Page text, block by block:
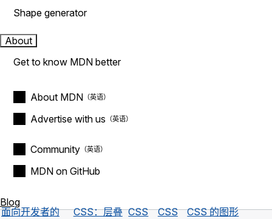
Shape generator
About
Get to know MDN better
About MDN
Advertise with us
Community
MDN on GitHub
Blog
面向开发者的
CSS：层叠 CSS
CSS
CSS 的图形